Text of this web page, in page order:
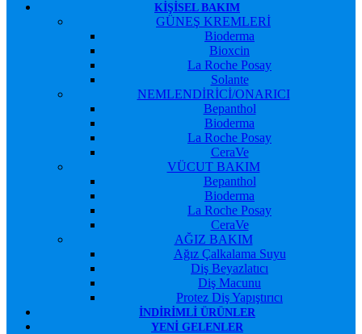
KIŞISEL BAKIM
GÜNEŞ KREMLERİ
Bioderma
Bioxcin
La Roche Posay
Solante
NEMLENDİRİCİ/ONARICI
Bepanthol
Bioderma
La Roche Posay
CeraVe
VÜCUT BAKIM
Bepanthol
Bioderma
La Roche Posay
CeraVe
AĞIZ BAKIM
Ağız Çalkalama Suyu
Diş Beyazlatıcı
Diş Macunu
Protez Diş Yapıştırıcı
İNDIRIMLI ÜRÜNLER
YENI GELENLER